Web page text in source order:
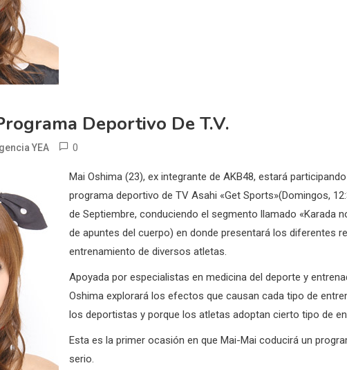
Deportivo De T.V.
YEA 0
Mai Oshima (23), ex integrante de AKB48, estará
programa deportivo de TV Asahi «Get Sports»(Domingos,
de Septiembre, conduciendo el segmento llamado «Karada
de apuntes del cuerpo) en donde presentará los diferentes
entrenamiento de diversos atletas.
Apoyada por especialistas en medicina del deporte y
Oshima explorará los efectos que causan cada tipo de
los deportistas y porque los atletas adoptan cierto tipo de
Esta es la primer ocasión en que Mai-Mai coducirá un
serio.